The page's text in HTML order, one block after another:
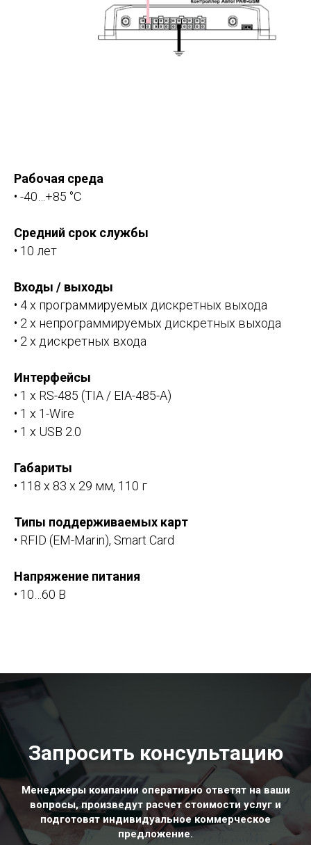
Рабочая среда
• -40…+85 °С
Средний срок службы
• 10 лет
Входы / выходы
• 4 x программируемых дискретных выхода
• 2 x непрограммируемых дискретных выхода
• 2 x дискретных входа
Интерфейсы
• 1 x RS-485 (TIA / EIA-485-A)
• 1 x 1-Wire
• 1 x USB 2.0
Габариты
• 118 х 83 х 29 мм, 110 г
Типы поддерживаемых карт
• RFID (EM-Marin), Smart Card
Напряжение питания
• 10…60 В
Запросить консультацию
Менеджеры компании оперативно ответят на ваши
вопросы, произведут расчет стоимости услуг и
подготовят индивидуальное коммерческое
предложение.